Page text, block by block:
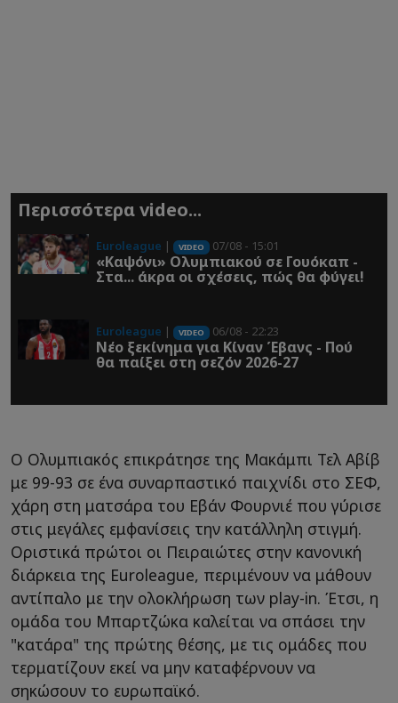
Περισσότερα video...
Euroleague | VIDEO 07/08 - 15:01
«Καψόνι» Ολυμπιακού σε Γουόκαπ -
Στα... άκρα οι σχέσεις, πώς θα φύγει!
Euroleague | VIDEO 06/08 - 22:23
Νέο ξεκίνημα για Κίναν Έβανς - Πού
θα παίξει στη σεζόν 2026-27
Ο Ολυμπιακός επικράτησε της Μακάμπι Τελ Αβίβ
με 99-93 σε ένα συναρπαστικό παιχνίδι στο ΣΕΦ,
χάρη στη ματσάρα του Εβάν Φουρνιέ που γύρισε
στις μεγάλες εμφανίσεις την κατάλληλη στιγμή.
Οριστικά πρώτοι οι Πειραιώτες στην κανονική
διάρκεια της Euroleague, περιμένουν να μάθουν
αντίπαλο με την ολοκλήρωση των play-in. Έτσι, η
ομάδα του Μπαρτζώκα καλείται να σπάσει την
"κατάρα" της πρώτης θέσης, με τις ομάδες που
τερματίζουν εκεί να μην καταφέρνουν να
σηκώσουν το ευρωπαϊκό.